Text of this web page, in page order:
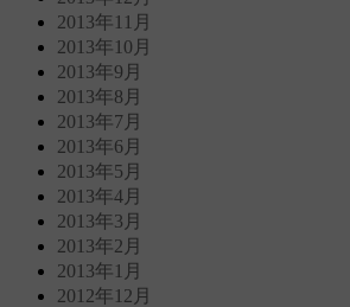
2013年11月
2013年10月
2013年9月
2013年8月
2013年7月
2013年6月
2013年5月
2013年4月
2013年3月
2013年2月
2013年1月
2012年12月